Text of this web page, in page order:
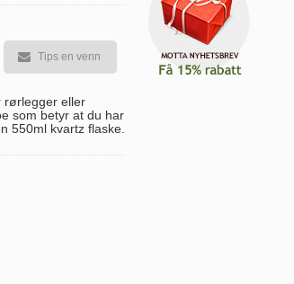
Tips en venn
rørlegger eller
som betyr at du har
550ml kvartz flaske.